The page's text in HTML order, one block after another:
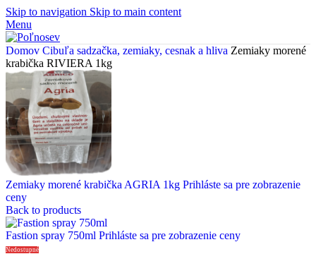
Skip to navigation Skip to main content
Menu
Domov Cibuľa sadzačka, zemiaky, cesnak a hliva Zemiaky morené
krabička RIVIERA 1kg
Zemiaky morené krabička AGRIA 1kg Prihláste sa pre zobrazenie
ceny
Back to products
Fastion spray 750ml Prihláste sa pre zobrazenie ceny
Nedostupné